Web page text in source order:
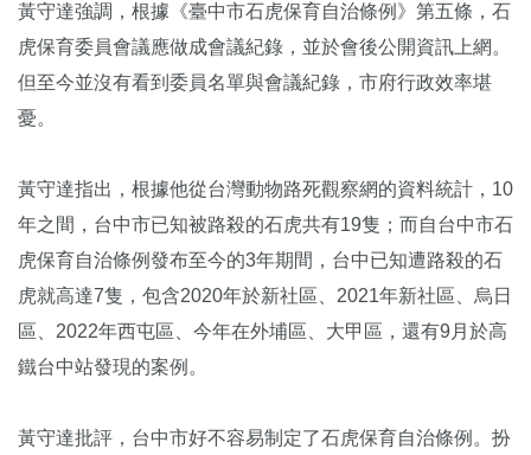
黃守達強調，根據《臺中市石虎保育自治條例》第五條，石
虎保育委員會議應做成會議紀錄，並於會後公開資訊上網。
但至今並沒有看到委員名單與會議紀錄，市府行政效率堪
憂。
黃守達指出，根據他從台灣動物路死觀察網的資料統計，10
年之間，台中市已知被路殺的石虎共有19隻；而自台中市石
虎保育自治條例發布至今的3年期間，台中已知遭路殺的石
虎就高達7隻，包含2020年於新社區、2021年新社區、烏日
區、2022年西屯區、今年在外埔區、大甲區，還有9月於高
鐵台中站發現的案例。
黃守達批評，台中市好不容易制定了石虎保育自治條例。扮